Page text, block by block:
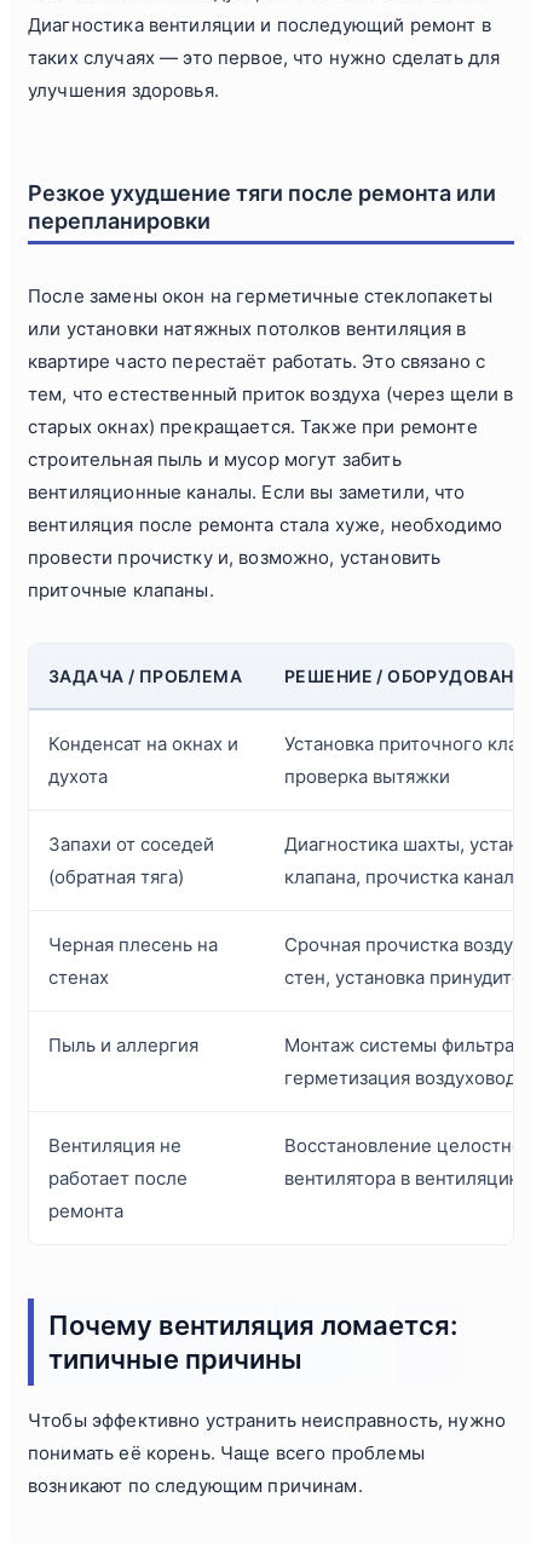
Диагностика вентиляции и последующий ремонт в
таких случаях — это первое, что нужно сделать для
улучшения здоровья.
Резкое ухудшение тяги после ремонта или
перепланировки
После замены окон на герметичные стеклопакеты
или установки натяжных потолков вентиляция в
квартире часто перестаёт работать. Это связано с
тем, что естественный приток воздуха (через щели в
старых окнах) прекращается. Также при ремонте
строительная пыль и мусор могут забить
вентиляционные каналы. Если вы заметили, что
вентиляция после ремонта стала хуже, необходимо
провести прочистку и, возможно, установить
приточные клапаны.
ЗАДАЧА / ПРОБЛЕМА РЕШЕНИЕ / ОБОРУДОВАНИЕ
Конденсат на окнах и
духота
Установка приточного
проверка вытяжки
Запахи от соседей
(обратная тяга)
Диагностика шахты,
клапана, прочистка каналов
Черная плесень на
стенах
Срочная прочистка
стен, установка
Пыль и аллергия
Монтаж системы
герметизация воздуховодов
Вентиляция не
работает после
ремонта
Восстановление
вентилятора в вентиляцию
Почему вентиляция ломается:
типичные причины
Чтобы эффективно устранить неисправность, нужно
понимать её корень. Чаще всего проблемы
возникают по следующим причинам.